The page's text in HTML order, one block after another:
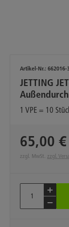
Artikel-Nr.: 662016-
JETTING
1 VPE = 10
65,00
zzgl. MwSt. zzgl.